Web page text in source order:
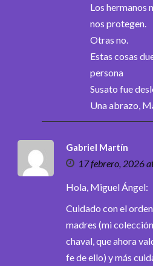
Los hermanos
nos protegen.
Otras no.
Estas cosas
persona
Susato fue
Una abrazo,
Gabriel Martín
17 febrero, 2026
Hola, Miguel Ángel:
Cuidado con el
madres (mi
chaval, que ahora
fe de ello) y más